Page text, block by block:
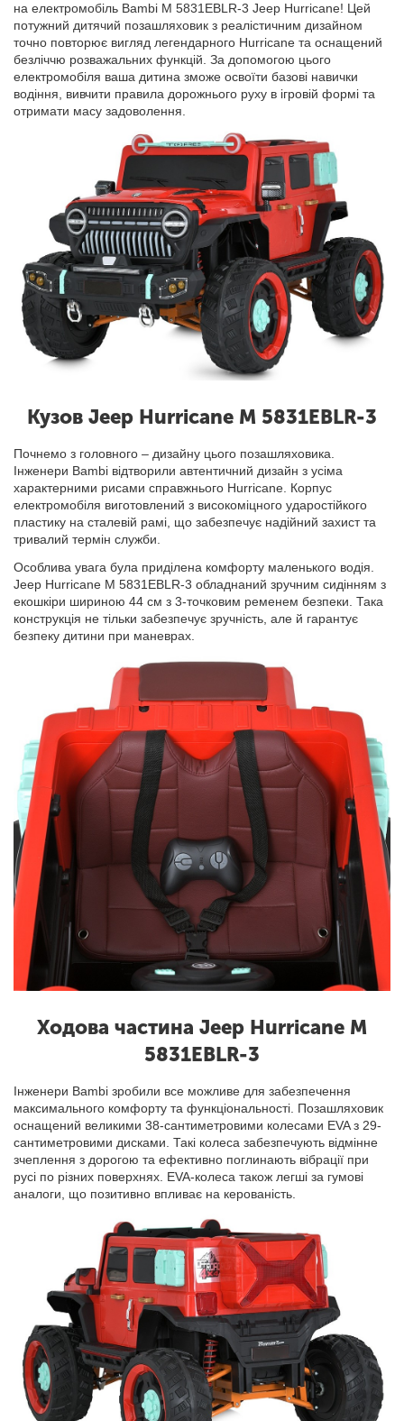
на електромобіль Bambi M 5831EBLR-3 Jeep Hurricane! Цей
потужний дитячий позашляховик з реалістичним дизайном
точно повторює вигляд легендарного Hurricane та оснащений
безліччю розважальних функцій. За допомогою цього
електромобіля ваша дитина зможе освоїти базові навички
водіння, вивчити правила дорожнього руху в ігровій формі та
отримати масу задоволення.
Кузов Jeep Hurricane M 5831EBLR-3
Почнемо з головного – дизайну цього позашляховика.
Інженери Bambi відтворили автентичний дизайн з усіма
характерними рисами справжнього Hurricane. Корпус
електромобіля виготовлений з високоміцного ударостійкого
пластику на сталевій рамі, що забезпечує надійний захист та
тривалий термін служби.
Особлива увага була приділена комфорту маленького водія.
Jeep Hurricane M 5831EBLR-3 обладнаний зручним сидінням з
екошкіри шириною 44 см з 3-точковим ременем безпеки. Така
конструкція не тільки забезпечує зручність, але й гарантує
безпеку дитини при маневрах.
Ходова частина Jeep Hurricane M
5831EBLR-3
Інженери Bambi зробили все можливе для забезпечення
максимального комфорту та функціональності. Позашляховик
оснащений великими 38-сантиметровими колесами EVA з 29-
сантиметровими дисками. Такі колеса забезпечують відмінне
зчеплення з дорогою та ефективно поглинають вібрації при
русі по різних поверхнях. EVA-колеса також легші за гумові
аналоги, що позитивно впливає на керованість.